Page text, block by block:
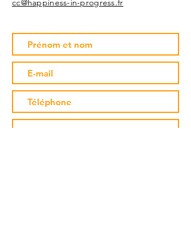
cc@happiness-in-progress.fr